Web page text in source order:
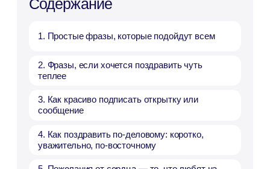
4. Как поздравить по-деловому: коротко,
5. Пожелания от сердца — то, что любят на
Востоке